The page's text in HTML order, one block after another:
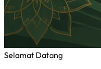
Selamat Datang